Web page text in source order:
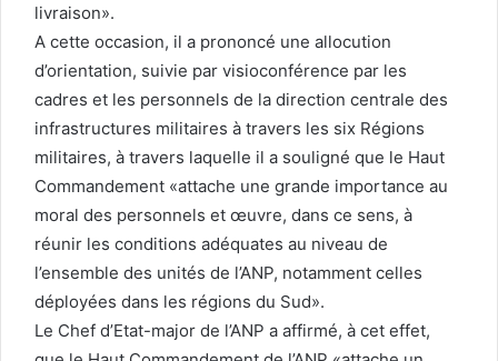
livraison».
A cette occasion, il a prononcé une allocution
d’orientation, suivie par visioconférence par les
cadres et les personnels de la direction centrale des
infrastructures militaires à travers les six Régions
militaires, à travers laquelle il a souligné que le Haut
Commandement «attache une grande importance au
moral des personnels et œuvre, dans ce sens, à
réunir les conditions adéquates au niveau de
l’ensemble des unités de l’ANP, notamment celles
déployées dans les régions du Sud».
Le Chef d’Etat-major de l’ANP a affirmé, à cet effet,